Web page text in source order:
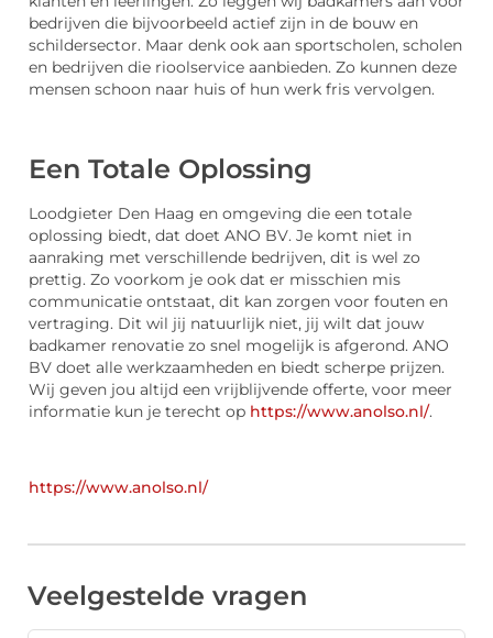
bedrijven die bijvoorbeeld actief zijn in de bouw en
schildersector. Maar denk ook aan sportscholen, scholen
en bedrijven die rioolservice aanbieden. Zo kunnen deze
mensen schoon naar huis of hun werk fris vervolgen.
Een Totale Oplossing
Loodgieter Den Haag en omgeving die een totale
oplossing biedt, dat doet ANO BV. Je komt niet in
aanraking met verschillende bedrijven, dit is wel zo
prettig. Zo voorkom je ook dat er misschien mis
communicatie ontstaat, dit kan zorgen voor fouten en
vertraging. Dit wil jij natuurlijk niet, jij wilt dat jouw
badkamer renovatie zo snel mogelijk is afgerond. ANO
BV doet alle werkzaamheden en biedt scherpe prijzen.
Wij geven jou altijd een vrijblijvende offerte, voor meer
informatie kun je terecht op https://www.anolso.nl/.
https://www.anolso.nl/
Veelgestelde vragen